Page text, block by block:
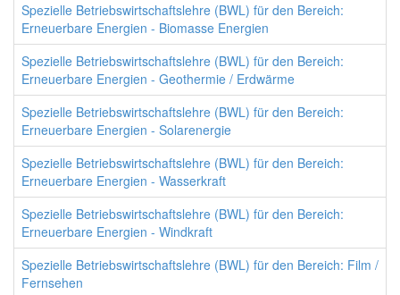
Spezielle Betriebswirtschaftslehre (BWL) für den Bereich:
Erneuerbare Energien - Biomasse Energien
Spezielle Betriebswirtschaftslehre (BWL) für den Bereich:
Erneuerbare Energien - Geothermie / Erdwärme
Spezielle Betriebswirtschaftslehre (BWL) für den Bereich:
Erneuerbare Energien - Solarenergie
Spezielle Betriebswirtschaftslehre (BWL) für den Bereich:
Erneuerbare Energien - Wasserkraft
Spezielle Betriebswirtschaftslehre (BWL) für den Bereich:
Erneuerbare Energien - Windkraft
Spezielle Betriebswirtschaftslehre (BWL) für den Bereich: Film /
Fernsehen